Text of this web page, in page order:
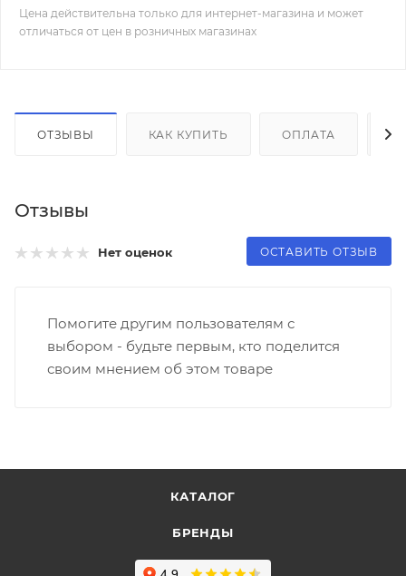
Цена действительна только для интернет-магазина и может
отличаться от цен в розничных магазинах
ОТЗЫВЫ КАК КУПИТЬ ОПЛАТА
Отзывы
Нет оценок ОСТАВИТЬ ОТЗЫВ
Помогите другим пользователям с
выбором - будьте первым, кто поделится
своим мнением об этом товаре
КАТАЛОГ
БРЕНДЫ